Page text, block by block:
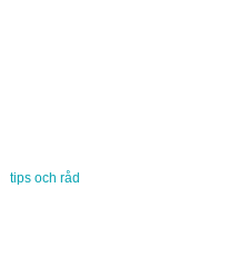
tips och råd